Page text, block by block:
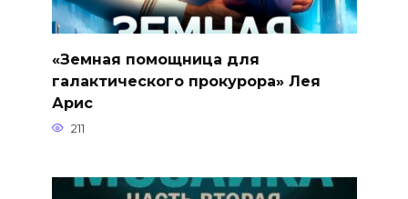
«Земная помощница для
галактического прокурора» Лея
Арис
211